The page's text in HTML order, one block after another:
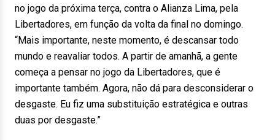
no jogo da próxima terça, contra o Alianza Lima, pela
Libertadores, em função da volta da final no domingo.
“Mais importante, neste momento, é descansar todo
mundo e reavaliar todos. A partir de amanhã, a gente
começa a pensar no jogo da Libertadores, que é
importante também. Agora, não dá para desconsiderar o
desgaste. Eu fiz uma substituição estratégica e outras
duas por desgaste.”